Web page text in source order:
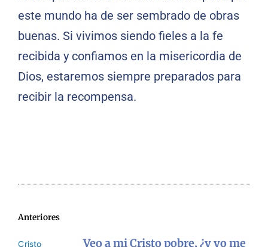
este mundo ha de ser sembrado de obras
buenas. Si vivimos siendo fieles a la fe
recibida y confiamos en la misericordia de
Dios, estaremos siempre preparados para
recibir la recompensa.
Anteriores
Veo a mi Cristo pobre, ¿y yo me